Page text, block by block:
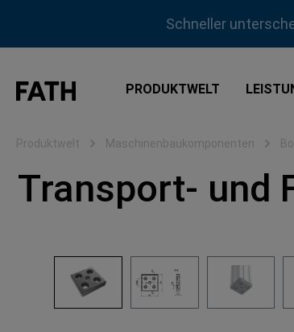
Zur Hauptnavigation springen
Schneller
PRODUKTWELT
Produktwelt Maschinenbaukomponenten
Transport- und
Bildergalerie überspringen